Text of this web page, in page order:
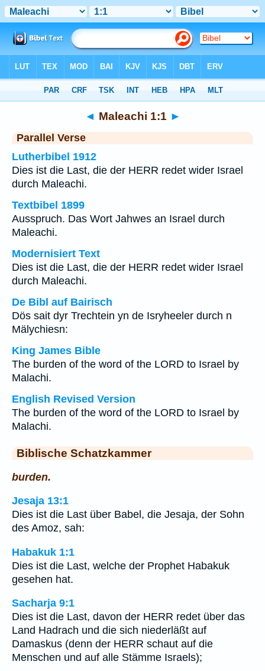
◄ Maleachi 1:1 ►
Parallel Verse
Lutherbibel 1912
Dies ist die Last, die der HERR redet wider Israel
durch Maleachi.
Textbibel 1899
Ausspruch. Das Wort Jahwes an Israel durch
Maleachi.
Modernisiert Text
Dies ist die Last, die der HERR redet wider Israel
durch Maleachi.
De Bibl auf Bairisch
Dös sait dyr Trechtein yn de Isryheeler durch n
Mälychiesn:
King James Bible
The burden of the word of the LORD to Israel by
Malachi.
English Revised Version
The burden of the word of the LORD to Israel by
Malachi.
Biblische Schatzkammer
burden.
Jesaja 13:1
Dies ist die Last über Babel, die Jesaja, der Sohn
des Amoz, sah:
Habakuk 1:1
Dies ist die Last, welche der Prophet Habakuk
gesehen hat.
Sacharja 9:1
Dies ist die Last, davon der HERR redet über das
Land Hadrach und die sich niederläßt auf
Damaskus (denn der HERR schaut auf die
Menschen und auf alle Stämme Israels);